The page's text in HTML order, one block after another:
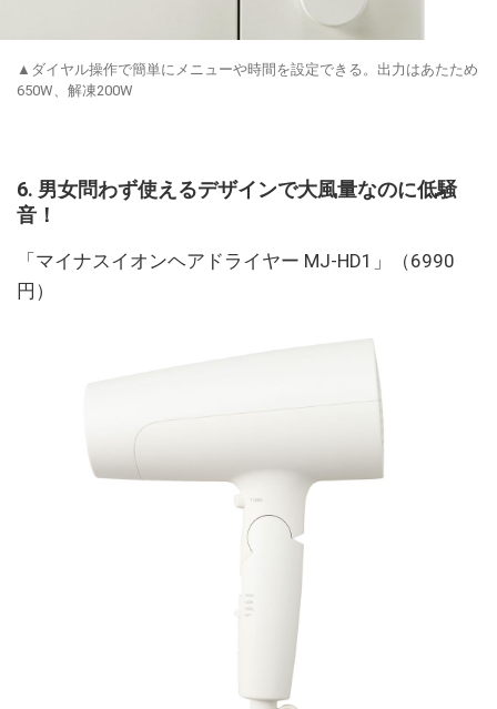
▲ダイヤル操作で簡単にメニューや時間を設定できる。出力はあたため
650W、解凍200W
6. 男女問わず使えるデザインで大風量なのに低騒
音！
「マイナスイオンヘアドライヤー MJ-HD1」（6990
円）